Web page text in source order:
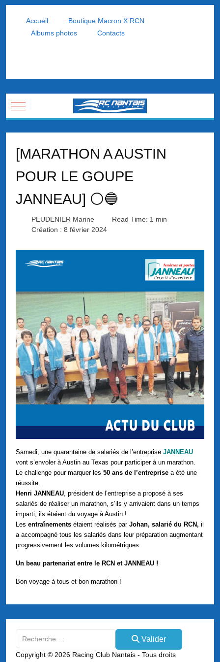
Accueil
Boutique Macron X RCN
Albums photos
Contacts
Mobile Menu Toggle
[MARATHON A AUSTIN
POUR LE GOUPE
JANNEAU] ⚪🔵
PEUDENIER Marine
Read Time: 1 min
Création : 8 février 2024
Samedi, une quarantaine de salariés de l’entreprise JANNEAU
vont s’envoler à Austin au Texas pour participer à un marathon.
Le challenge pour marquer les 50 ans de l’entreprise a été une
réussite.
Henri JANNEAU, président de l’entreprise a proposé à ses
salariés de réaliser un marathon, s’ils y arrivaient dans un temps
imparti, ils étaient du voyage à Austin !
Les entraînements étaient réalisés par Johan, salarié du RCN, il
a accompagné tous les salariés dans leur préparation augmentant
progressivement les volumes kilométriques.
Un beau partenariat entre le RCN et JANNEAU !
Bon voyage à tous et bon marathon !
Type 2 or more characters for results.
Valider
Copyright © 2026 Racing Club Nantais - Tous droits